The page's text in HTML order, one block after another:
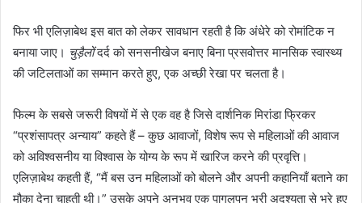
फिर भी एलिज़ाबेथ इस बात को लेकर सावधान रहती है कि अंधेरे को रोमांटिक न
बनाया जाए। चुड़ैलोंदर्द को सनसनीखेज बनाए बिना प्रसवोत्तर मानसिक स्वास्थ्य
की जटिलताओं का सम्मान करते हुए, एक अच्छी रेखा पर चलता है।
फिल्म के सबसे जरूरी विषयों में से एक वह है जिसे दार्शनिक मिरांडा फ्रिकर
“प्रशंसापत्र अन्याय” कहते हैं – कुछ आवाजों, विशेष रूप से महिलाओं की आवाज
को अविश्वसनीय या विश्वास के योग्य के रूप में खारिज करने की प्रवृत्ति।
एलिज़ाबेथ कहती हैं, “मैं बस उन महिलाओं को बोलने और अपनी कहानियाँ बताने का
मौका देना चाहती थी।” उसके अपने अनुभव एक पागलपन भरी अदृश्यता से भरे हुए